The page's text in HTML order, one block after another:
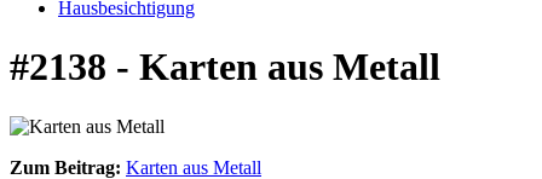
Hausbesichtigung
#2138 - Karten aus Metall
Zum Beitrag: Karten aus Metall